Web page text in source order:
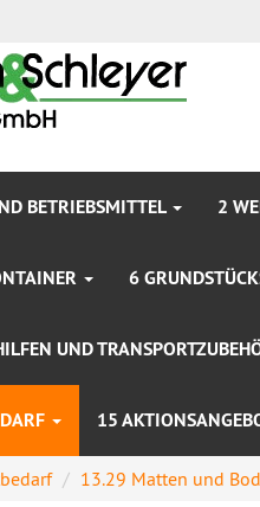
BETRIEBSMITTEL 2
6
UND
15
13.29 Matten und